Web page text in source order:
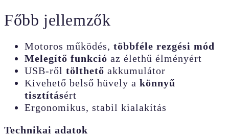
Főbb jellemzők
Motoros működés, többféle rezgési mód
Melegítő funkció az élethű élményért
USB-ről tölthető akkumulátor
Kivehető belső hüvely a könnyű
tisztításért
Ergonomikus, stabil kialakítás
Technikai adatok